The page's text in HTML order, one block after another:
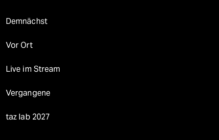
Demnächst
Vor Ort
Live im Stream
Vergangene
taz lab 2027